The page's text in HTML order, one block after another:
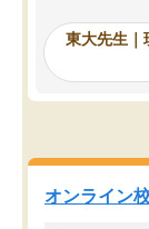
れるので、親
使える自習
ところがあれ
のも重宝して
東大先生｜
オンライン